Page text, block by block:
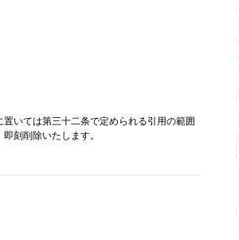
いては第三十二条で定められる引用の範囲
刻削除いたします。